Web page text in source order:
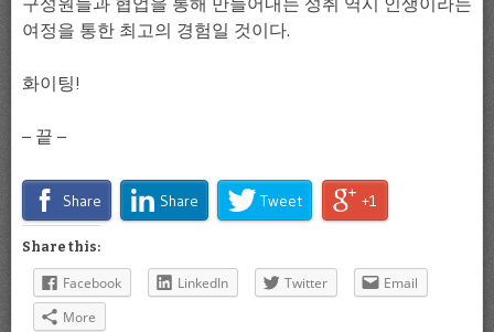
여정을 통한 최고의 경험일 것이다.
화이팅!
– 끝 –
Share Share Tweet +1
Share this:
Facebook LinkedIn Twitter
Email
More